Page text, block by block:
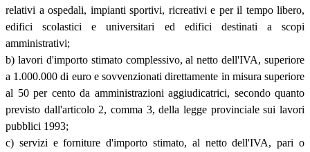
relativi a ospedali, impianti sportivi, ricreativi e per il tempo libero,
edifici scolastici e universitari ed edifici destinati a scopi
amministrativi;
b) lavori d'importo stimato complessivo, al netto dell'IVA, superiore
a 1.000.000 di euro e sovvenzionati direttamente in misura superiore
al 50 per cento da amministrazioni aggiudicatrici, secondo quanto
previsto dall'articolo 2, comma 3, della legge provinciale sui lavori
pubblici 1993;
c) servizi e forniture d'importo stimato, al netto dell'IVA, pari o